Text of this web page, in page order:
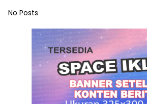
No Posts